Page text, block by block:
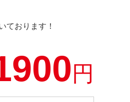
ております！
円